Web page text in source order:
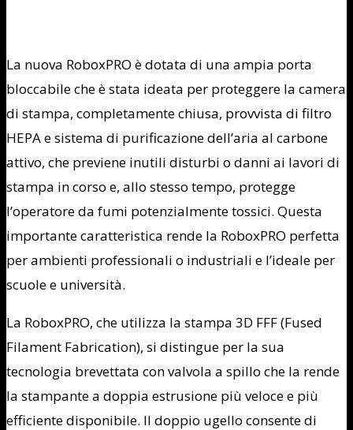
La nuova RoboxPRO è dotata di una ampia porta
bloccabile che è stata ideata per proteggere la camera
di stampa, completamente chiusa, provvista di filtro
HEPA e sistema di purificazione dell’aria al carbone
attivo, che previene inutili disturbi o danni ai lavori di
stampa in corso e, allo stesso tempo, protegge
l’operatore da fumi potenzialmente tossici. Questa
importante caratteristica rende la RoboxPRO perfetta
per ambienti professionali o industriali e l’ideale per
scuole e università.
La RoboxPRO, che utilizza la stampa 3D FFF (Fused
Filament Fabrication), si distingue per la sua
tecnologia brevettata con valvola a spillo che la rende
la stampante a doppia estrusione più veloce e più
efficiente disponibile. Il doppio ugello consente di